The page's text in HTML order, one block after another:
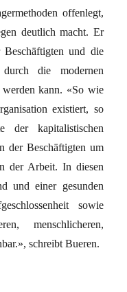
offenlegt,
deutlich macht. Er
und die
die modernen
werden kann. «So wie
existiert, so
der kapitalistischen
der Beschäftigten um
der Arbeit. In diesen
und einer gesunden
sowie
menschlicheren,
schreibt Bueren.